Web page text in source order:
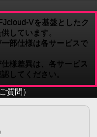
Vを基盤としたク
しています。
部仕様は各サービスで
様差異は、各サービス
してください。
質問）